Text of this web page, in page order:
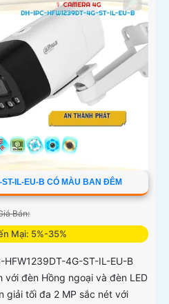
nội bộ công nghệ nén video
IL-EU-B CÓ MÀU BAN ĐÊM
Bán:
Mại: 5%-35%
4G-ST-IL-EU-B
với đèn Hồng ngoại và đèn LED
giải tối đa 2 MP sắc nét với